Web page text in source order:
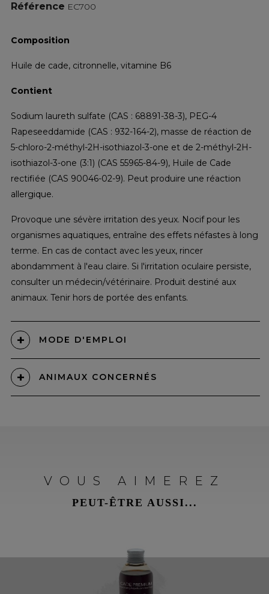
Référence EC700
Composition
Huile de cade, citronnelle, vitamine B6
Contient
Sodium laureth sulfate (CAS : 68891-38-3), PEG-4
Rapeseeddamide (CAS : 932-164-2), masse de réaction de
5-chloro-2-méthyl-2H-isothiazol-3-one et de 2-méthyl-2H-
isothiazol-3-one (3:1) (CAS 55965-84-9), Huile de Cade
rectifiée (CAS 90046-02-9). Peut produire une réaction
allergique.
Provoque une sévère irritation des yeux. Nocif pour les
organismes aquatiques, entraîne des effets néfastes à long
terme. En cas de contact avec les yeux, rincer
abondamment à l'eau claire. Si l'irritation oculaire persiste,
consulter un médecin/vétérinaire. Produit destiné aux
animaux. Tenir hors de portée des enfants.
MODE D'EMPLOI
ANIMAUX CONCERNÉS
VOUS AIMEREZ
PEUT-ÊTRE AUSSI...